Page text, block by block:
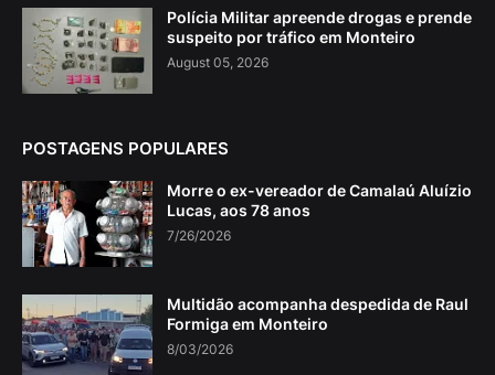
Polícia Militar apreende drogas e prende
suspeito por tráfico em Monteiro
August 05, 2026
POSTAGENS POPULARES
Morre o ex-vereador de Camalaú Aluízio
Lucas, aos 78 anos
7/26/2026
Multidão acompanha despedida de Raul
Formiga em Monteiro
8/03/2026